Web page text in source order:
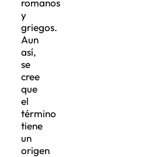
romanos
y
griegos.
Aun
así,
se
cree
que
el
término
tiene
un
origen